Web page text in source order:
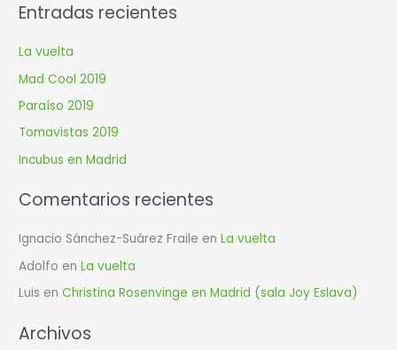
s
a
r
p
o
r
Entradas recientes
La vuelta
Mad Cool 2019
Paraíso 2019
Tomavistas 2019
Incubus en Madrid
Comentarios recientes
Ignacio Sánchez-Suárez Fraile enLa vuelta
Adolfo enLa vuelta
Luis enChristina Rosenvinge en Madrid (sala Joy Eslava)
Archivos